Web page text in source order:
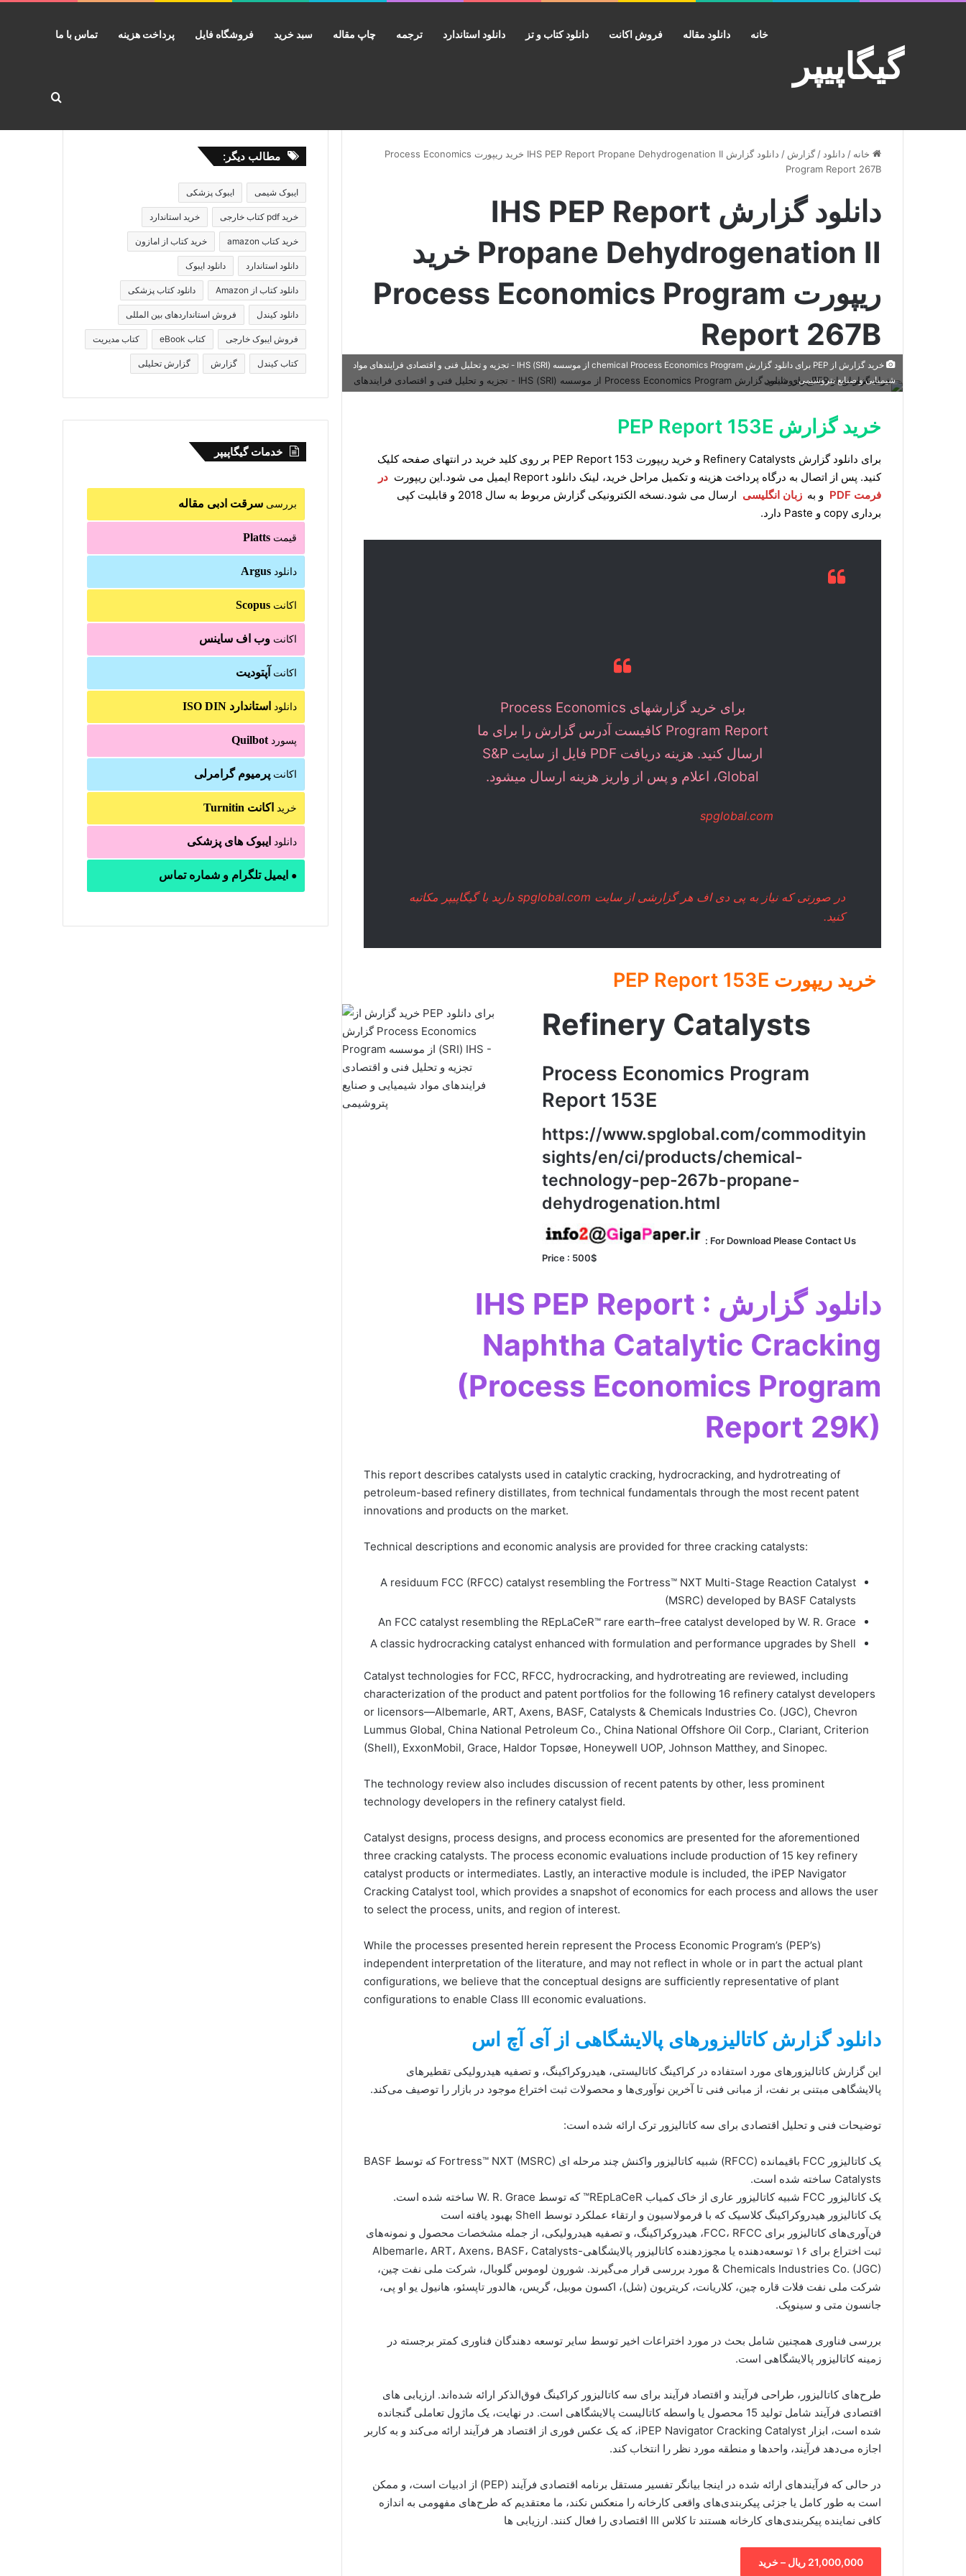
گیگاپیپر
خانه دانلود مقاله فروش اکانت دانلود کتاب و تز دانلود استاندارد ترجمه چاپ مقاله سبد خرید فروشگاه فایل پرداخت هزینه تماس با ما
جستجو
خانه / دانلود / گزارش /
دانلود گزارش IHS PEP Report Propane Dehydrogenation II خرید ریپورت Process Economics
Program Report 267B
دانلود گزارش IHS PEP Report
Propane Dehydrogenation II خرید
ریپورت Process Economics Program
Report 267B
خرید گزارش از PEP برای دانلود گزارش chemical Process Economics Program از موسسه (SRI) IHS - تجزیه و تحلیل فنی و اقتصادی فرایندهای مواد
شیمیایی و صنایع پتروشیمی
خرید گزارش PEP Report 153E
برای دانلود گزارش Refinery Catalysts و خرید ریپورت PEP Report 153 بر روی کلید خرید در انتهای صفحه کلیک
کنید. پس از اتصال به درگاه پرداخت هزینه و تکمیل مراحل خرید، لینک دانلود Report ایمیل می شود.این ریپورت
در
فرمت PDF
و به زبان انگلیسی
ارسال می شود.نسخه الکترونیکی گزارش مربوط به سال 2018 و قابلیت کپی
برداری copy و Paste دارد.
برای خرید گزارشهای Process Economics
Program Report کافیست آدرس گزارش را برای ما
ارسال کنید. هزینه دریافت PDF فایل از سایت S&P
Global، اعلام و پس از واریز هزینه ارسال میشود.
spglobal.com
در صورتی که نیاز به پی دی اف هر گزارشی از سایت spglobal.com دارید با
گیگاپیپر مکاتبه
کنید.
خرید ریپورت PEP Report 153E
Refinery Catalysts
Process Economics Program
Report 153E
https://www.spglobal.com/commodityin
sights/en/ci/products/chemical-
technology-pep-267b-propane-
dehydrogenation.html
For Download Please Contact Us :
Price : 500$
دانلود گزارش IHS PEP Report :
Naphtha Catalytic Cracking
(Process Economics Program
Report 29K)
This report describes catalysts used in catalytic cracking, hydrocracking, and hydrotreating of
petroleum-based refinery distillates, from technical fundamentals through the most recent patent
innovations and products on the market.
Technical descriptions and economic analysis are provided for three cracking catalysts:
A residuum FCC (RFCC) catalyst resembling the Fortress™ NXT Multi-Stage Reaction Catalyst
(MSRC) developed by BASF Catalysts
An FCC catalyst resembling the REpLaCeR™ rare earth–free catalyst developed by W. R. Grace
A classic hydrocracking catalyst enhanced with formulation and performance upgrades by Shell
Catalyst technologies for FCC, RFCC, hydrocracking, and hydrotreating are reviewed, including
characterization of the product and patent portfolios for the following 16 refinery catalyst developers
or licensors—Albemarle, ART, Axens, BASF, Catalysts & Chemicals Industries Co. (JGC), Chevron
Lummus Global, China National Petroleum Co., China National Offshore Oil Corp., Clariant, Criterion
(Shell), ExxonMobil, Grace, Haldor Topsøe, Honeywell UOP, Johnson Matthey, and Sinopec.
The technology review also includes discussion of recent patents by other, less prominent
technology developers in the refinery catalyst field.
Catalyst designs, process designs, and process economics are presented for the aforementioned
three cracking catalysts. The process economic evaluations include production of 15 key refinery
catalyst products or intermediates. Lastly, an interactive module is included, the iPEP Navigator
Cracking Catalyst tool, which provides a snapshot of economics for each process and allows the user
to select the process, units, and region of interest.
While the processes presented herein represent the Process Economic Program’s (PEP’s)
independent interpretation of the literature, and may not reflect in whole or in part the actual plant
configurations, we believe that the conceptual designs are sufficiently representative of plant
configurations to enable Class III economic evaluations.
دانلود گزارش کاتالیزورهای پالایشگاهی از آی آچ اس
این گزارش کاتالیزورهای مورد استفاده در کراکینگ کاتالیستی، هیدروکراکینگ، و تصفیه هیدرولیکی تقطیرهای
پالایشگاهی مبتنی بر نفت، از مبانی فنی تا آخرین نوآوری‌ها و محصولات ثبت اختراع موجود در بازار را توصیف می‌کند.
توضیحات فنی و تحلیل اقتصادی برای سه کاتالیزور ترک ارائه شده است:
یک کاتالیزور FCC باقیمانده (RFCC) شبیه کاتالیزور واکنش چند مرحله ای Fortress™ NXT (MSRC) که توسط BASF
Catalysts ساخته شده است.
یک کاتالیزور FCC شبیه کاتالیزور عاری از خاک کمیاب REpLaCeR™ که توسط W. R. Grace ساخته شده است.
یک کاتالیزور هیدروکراکینگ کلاسیک که با فرمولاسیون و ارتقاء عملکرد توسط Shell بهبود یافته است
فن‌آوری‌های کاتالیزور برای FCC، RFCC، هیدروکراکینگ، و تصفیه هیدرولیکی، از جمله مشخصات محصول و نمونه‌های
ثبت اختراع برای ۱۶ توسعه‌دهنده یا مجوزدهنده کاتالیزور پالایشگاهی-Albemarle، ART، Axens، BASF، Catalysts
& Chemicals Industries Co. (JGC) مورد بررسی قرار می‌گیرند. شورون لوموس گلوبال، شرکت ملی نفت چین،
شرکت ملی نفت فلات قاره چین، کلاریانت، کریتریون (شل)، اکسون موبیل، گریس، هالدور تاپسئو، هانیول یو او پی،
جانسون متی و سینوپک.
بررسی فناوری همچنین شامل بحث در مورد اختراعات اخیر توسط سایر توسعه دهندگان فناوری کمتر برجسته در
زمینه کاتالیزور پالایشگاهی است.
طرح‌های کاتالیزور، طراحی فرآیند و اقتصاد فرآیند برای سه کاتالیزور کراکینگ فوق‌الذکر ارائه شده‌اند. ارزیابی های
اقتصادی فرآیند شامل تولید 15 محصول یا واسطه کاتالیست پالایشگاهی است. در نهایت، یک ماژول تعاملی گنجانده
شده است، ابزار iPEP Navigator Cracking Catalyst، که یک عکس فوری از اقتصاد هر فرآیند ارائه می‌کند و به کاربر
اجازه می‌دهد فرآیند، واحدها و منطقه مورد نظر را انتخاب کند.
در حالی که فرآیندهای ارائه شده در اینجا بیانگر تفسیر مستقل برنامه اقتصادی فرآیند (PEP) از ادبیات است، و ممکن
است به طور کامل یا جزئی پیکربندی‌های واقعی کارخانه را منعکس نکند، ما معتقدیم که طرح‌های مفهومی به اندازه
کافی نماینده پیکربندی‌های کارخانه هستند تا کلاس III اقتصادی را فعال کنند. ارزیابی ها
21,000,000 ریال – خرید
مطالب دیگر:
ایبوک شیمی ایبوک پزشکی
خرید pdf کتاب خارجی خرید استاندارد
خرید کتاب amazon خرید کتاب از امازون
دانلود استاندارد دانلود ایبوک
دانلود کتاب از Amazon دانلود کتاب پزشکی
دانلود کیندل فروش استانداردهای بین المللی
فروش ایبوک خارجی کتاب eBook کتاب مدیریت
کتاب کیندل گزارش گزارش تحلیلی
خدمات گیگاپیپر
بررسیسرقت ادبی مقاله
قیمتPlatts
دانلودArgus
اکانتScopus
اکانتوب اف ساینس
اکانت آپتودیت
دانلود استاندارد ISO DIN
پسوردQuilbot
اکانتپرمیوم گرامرلی
خرید اکانت Turnitin
دانلود ایبوک های پزشکی
● ایمیل تلگرام و شماره تماس